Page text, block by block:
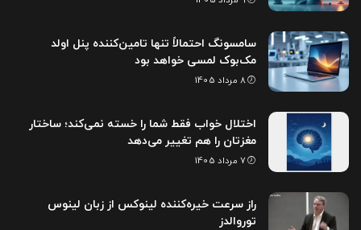
سامسونگ احتمالاً تنها تامین‌کننده پنل اولد
مک‌بوک لمسی خواهد بود
8 مرداد 1405
اختلال خواب فقط شما را خسته نمی‌کند؛ ساختار
مغزتان را هم تغییر می‌دهد
7 مرداد 1405
راز سرعت خیره‌کننده لینوکس از زبان لینوس
توروالدز